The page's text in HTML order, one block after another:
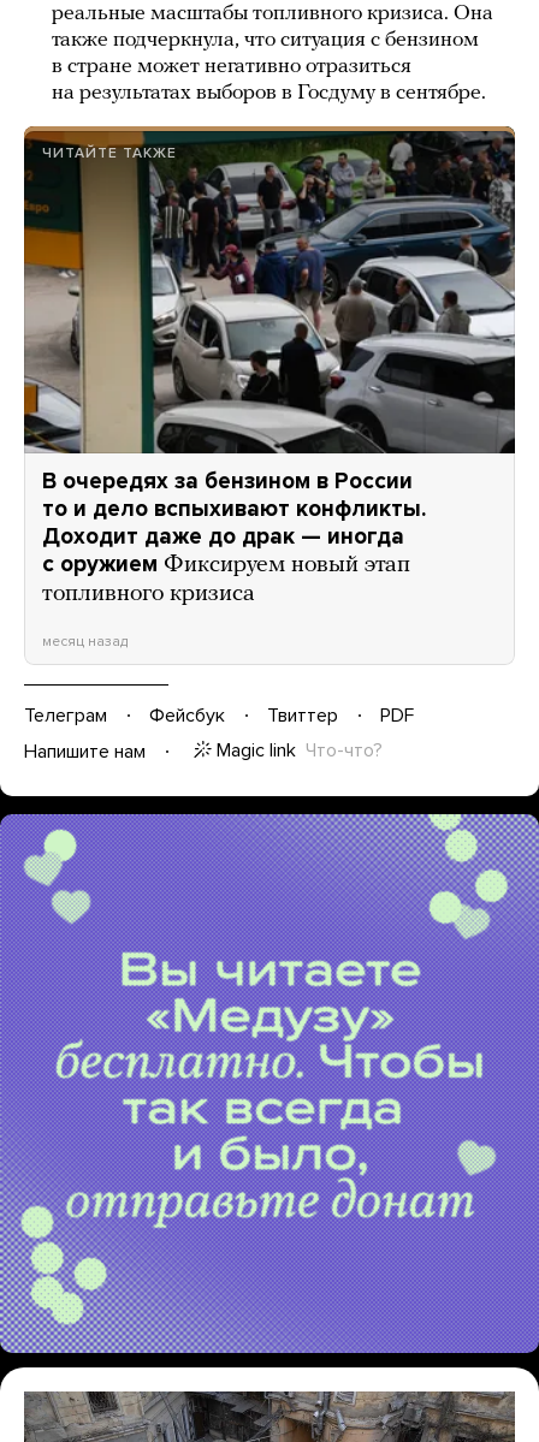
реальные масштабы топливного кризиса. Она
также подчеркнула, что ситуация с бензином
в стране может негативно отразиться
на результатах выборов в Госдуму в сентябре.
ЧИТАЙТЕ ТАКЖЕ
В очередях за бензином в России
то и дело вспыхивают конфликты.
Доходит даже до драк — иногда
с оружием Фиксируем новый этап
топливного кризиса
месяц назад
Телеграм Фейсбук Твиттер
PDF
Напишите нам
Magic link Что-что?